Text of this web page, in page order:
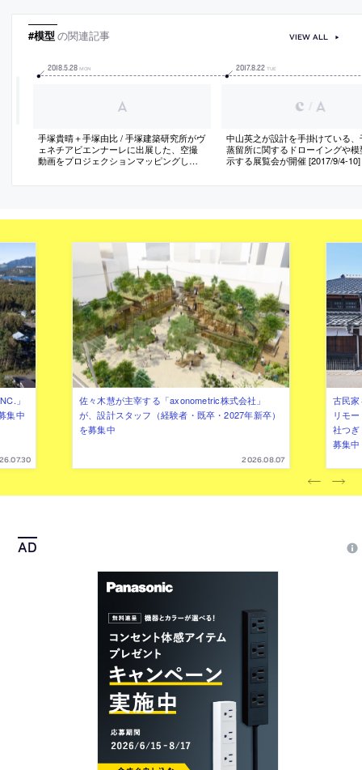
#模型の関連記事
2018.5.28 MON
手塚貴晴＋手塚由比 / 手塚建築研究所がヴ
ェネチアビエンナーレに出展した、空撮
動画をプロジェクションマッピングした
2017.8.22 TUE
中山英之が設計を手掛けている、
蒸留所に関するドローイングや模
示する展覧会が開催 [2017/9/4-10]
VIEW ALL
」
集中
佐々木慧が主宰する「axonometric株式会社」
が、設計スタッフ（経験者・既卒・2027年新卒）
を募集中
2026.08.07
古民
リモ
社つ
募集中